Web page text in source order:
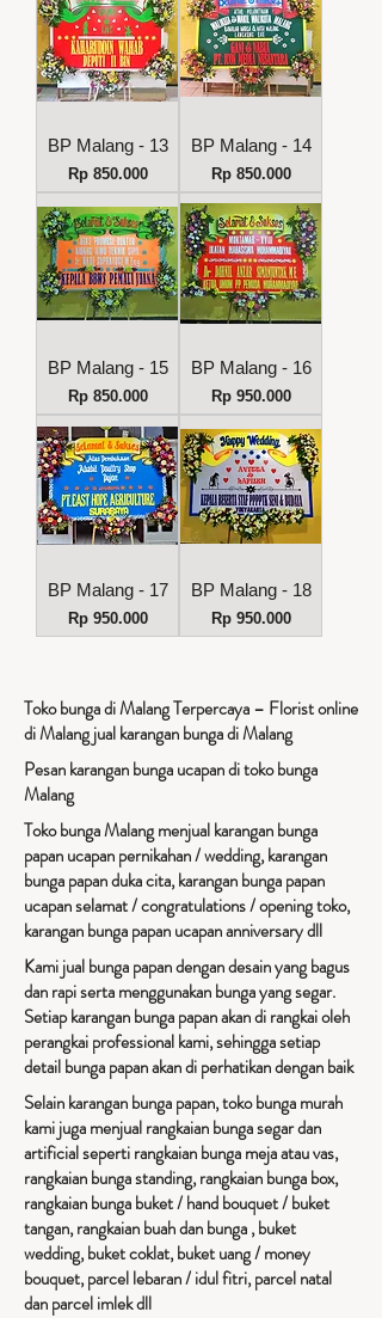
BP Malang - 13
Harga
Rp 850.000
BP Malang - 14
Harga
Rp 850.000
BP Malang - 15
Harga
Rp 850.000
BP Malang - 16
Harga
Rp 950.000
BP Malang - 17
Harga
Rp 950.000
BP Malang - 18
Harga
Rp 950.000
Toko bunga di Malang Terpercaya – Florist online
di Malang jual karangan bunga di Malang
Pesan karangan bunga ucapan di toko bunga
Malang
Toko bunga Malang menjual karangan bunga
papan ucapan pernikahan / wedding, karangan
bunga papan duka cita, karangan bunga papan
ucapan selamat / congratulations / opening toko,
karangan bunga papan ucapan anniversary dll
Kami jual bunga papan dengan desain yang bagus
dan rapi serta menggunakan bunga yang segar.
Setiap karangan bunga papan akan di rangkai oleh
perangkai professional kami, sehingga setiap
detail bunga papan akan di perhatikan dengan baik
Selain karangan bunga papan, toko bunga murah
kami juga menjual rangkaian bunga segar dan
artificial seperti rangkaian bunga meja atau vas,
rangkaian bunga standing, rangkaian bunga box,
rangkaian bunga buket / hand bouquet / buket
tangan, rangkaian buah dan bunga , buket
wedding, buket coklat, buket uang / money
bouquet, parcel lebaran / idul fitri, parcel natal
dan parcel imlek dll